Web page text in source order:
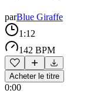
parBlue Giraffe
1:12
142 BPM
Acheter le titre
0:00